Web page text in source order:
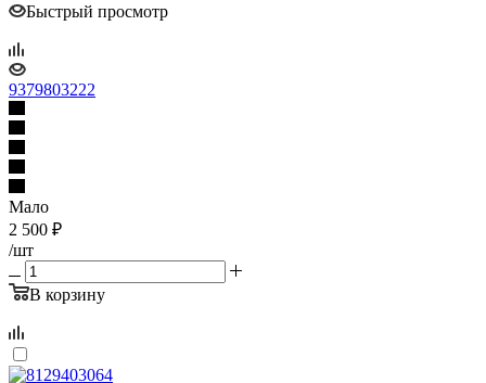
Быстрый просмотр
9379803222
Мало
2 500 ₽
/шт
В корзину